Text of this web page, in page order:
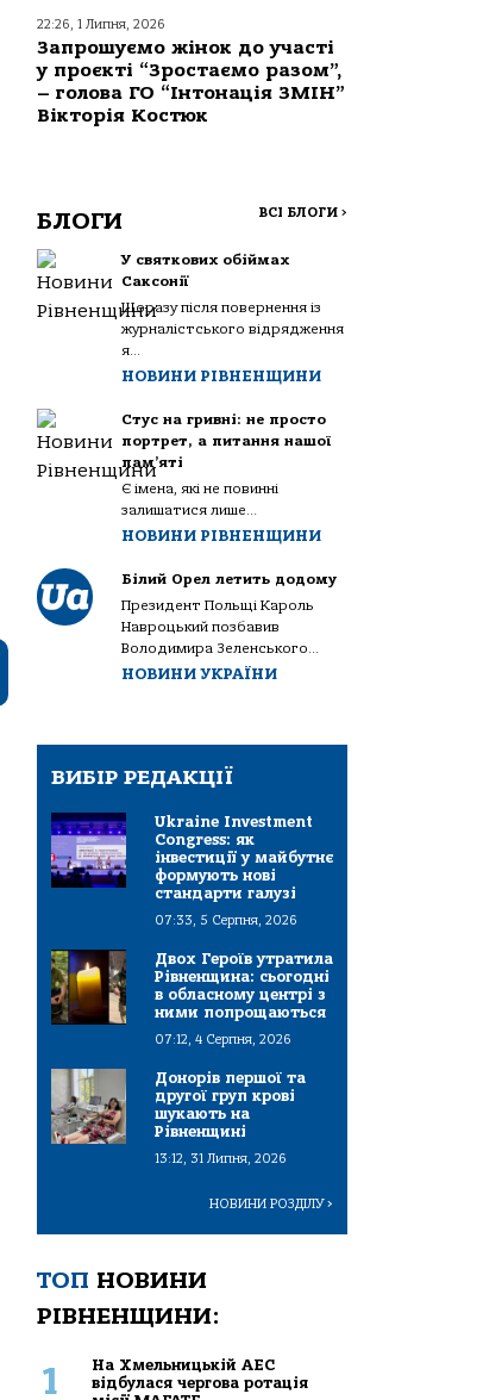
22:26, 1 Липня, 2026
Запрошуємо жінок до участі
у проєкті “Зростаємо разом”,
– голова ГО “Інтонація ЗМІН”
Вікторія Костюк
БЛОГИ ВСІ БЛОГИ >
У святкових обіймах
Саксонії
Щоразу після повернення із
журналістського відрядження
я...
НОВИНИ РІВНЕНЩИНИ
Стус на гривні: не просто
портрет, а питання нашої
пам’яті
Є імена, які не повинні
залишатися лише...
НОВИНИ РІВНЕНЩИНИ
Білий Орел летить додому
Президент Польщі Кароль
Навроцький позбавив
Володимира Зеленського...
НОВИНИ УКРАЇНИ
ВИБІР РЕДАКЦІЇ
Ukraine Investment
Congress: як
інвестиції у майбутнє
формують нові
стандарти галузі
07:33, 5 Серпня, 2026
Двох Героїв утратила
Рівненщина: сьогодні
в обласному центрі з
ними попрощаються
07:12, 4 Серпня, 2026
Донорів першої та
другої груп крові
шукають на
Рівненщині
13:12, 31 Липня, 2026
НОВИНИ РОЗДІЛУ>
ТОП НОВИНИ
РІВНЕНЩИНИ:
1
На Хмельницькій АЕС
відбулася чергова ротація